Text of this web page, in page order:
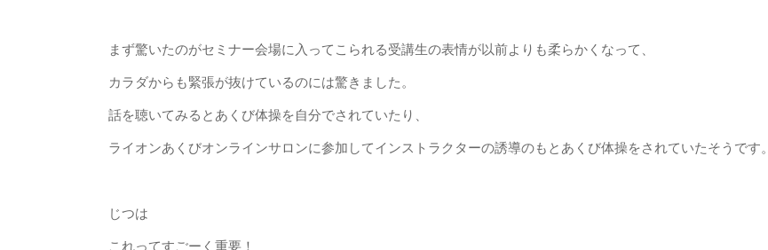
まず驚いたのがセミナー会場に入ってこられる受講生の表情が以前よりも柔らかくなって、
カラダからも緊張が抜けているのには驚きました。
話を聴いてみるとあくび体操を自分でされていたり、
ライオンあくびオンラインサロンに参加してインストラクターの誘導のもとあくび体操をされていたそうです。
じつは
これってすごーく重要！